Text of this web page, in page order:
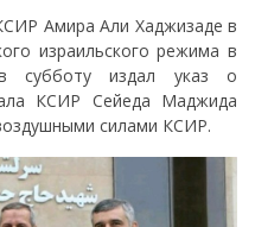
Амира Али Хаджизаде в
израильского режима в
субботу издал указ о
КСИР Сейеда Маджида
силами КСИР.